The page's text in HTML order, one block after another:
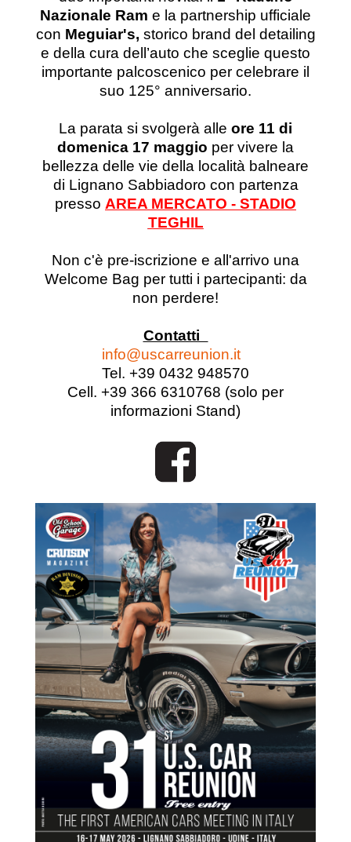
Nazionale Ram e la partnership ufficiale
con Meguiar's, storico brand del detailing
e della cura dell’auto che sceglie questo
importante palcoscenico per celebrare il
suo 125° anniversario.
La parata si svolgerà alle ore 11 di
domenica 17 maggio per vivere la
bellezza delle vie della località balneare
di Lignano Sabbiadoro con partenza
presso AREA MERCATO - STADIO
TEGHIL
Non c'è pre-iscrizione e all'arrivo una
Welcome Bag per tutti i partecipanti: da
non perdere!
Contatti
info@uscarreunion.it
Tel. +39 0432 948570
Cell. +39 366 6310768 (solo per
informazioni Stand)